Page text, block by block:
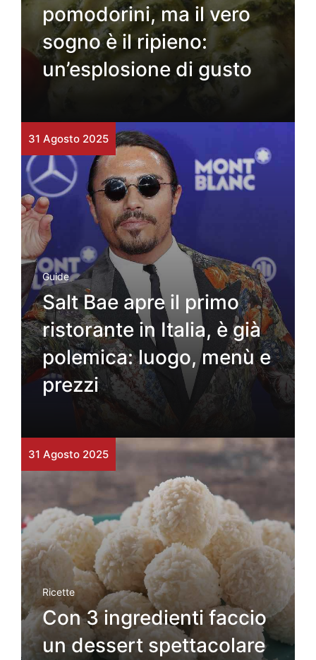
pomodorini, ma il vero
sogno è il ripieno:
un’esplosione di gusto
31 Agosto 2025
Guide
Salt Bae apre il primo
ristorante in Italia, è già
polemica: luogo, menù e
prezzi
31 Agosto 2025
Ricette
Con 3 ingredienti faccio
un dessert spettacolare